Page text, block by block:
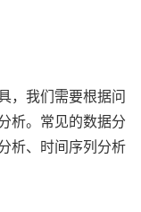
，我们需要根据问
析。常见的数据分
析、时间序列分析